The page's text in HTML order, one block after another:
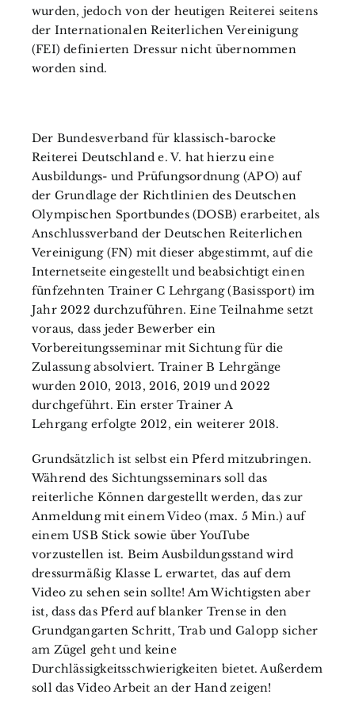
wurden, jedoch von der heutigen Reiterei seitens
der Internationalen Reiterlichen Vereinigung
(FEI) definierten Dressur nicht übernommen
worden sind.
Der Bundesverband für klassisch-barocke
Reiterei Deutschland e. V. hat hierzu eine
Ausbildungs- und Prüfungsordnung (APO) auf
der Grundlage der Richtlinien des Deutschen
Olympischen Sportbundes (DOSB) erarbeitet, als
Anschlussverband der Deutschen Reiterlichen
Vereinigung (FN) mit dieser abgestimmt, auf die
Internetseite eingestellt und beabsichtigt einen
fünfzehnten Trainer C Lehrgang (Basissport) im
Jahr 2022 durchzuführen. Eine Teilnahme setzt
voraus, dass jeder Bewerber ein
Vorbereitungsseminar mit Sichtung für die
Zulassung absolviert. Trainer B Lehrgänge
wurden 2010, 2013, 2016, 2019 und 2022
durchgeführt. Ein erster Trainer A
Lehrgang erfolgte 2012, ein weiterer 2018.
Grundsätzlich ist selbst ein Pferd mitzubringen.
Während des Sichtungsseminars soll das
reiterliche Können dargestellt werden, das zur
Anmeldung mit einem Video (max. 5 Min.) auf
einem USB Stick sowie über YouTube
vorzustellen ist. Beim Ausbildungsstand wird
dressurmäßig Klasse L erwartet, das auf dem
Video zu sehen sein sollte! Am Wichtigsten aber
ist, dass das Pferd auf blanker Trense in den
Grundgangarten Schritt, Trab und Galopp sicher
am Zügel geht und keine
Durchlässigkeitsschwierigkeiten bietet. Außerdem
soll das Video Arbeit an der Hand zeigen!